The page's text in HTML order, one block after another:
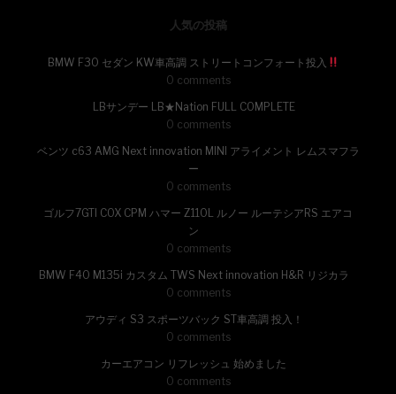
人気の投稿
BMW F30 セダン KW車高調 ストリートコンフォート投入
0 comments
LBサンデー LB★Nation FULL COMPLETE
0 comments
ベンツ c63 AMG Next innovation MINI アライメント レムスマフラ
ー
0 comments
ゴルフ7GTI COX CPM ハマー Z110L ルノー ルーテシアRS エアコ
ン
0 comments
BMW F40 M135i カスタム TWS Next innovation H&R リジカラ
0 comments
アウディ S3 スポーツバック ST車高調 投入！
0 comments
カーエアコン リフレッシュ 始めました
0 comments